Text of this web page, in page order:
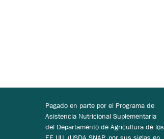
Pagado en parte por el Programa de
Asistencia Nutricional Suplementaria
del Departamento de Agricultura de los